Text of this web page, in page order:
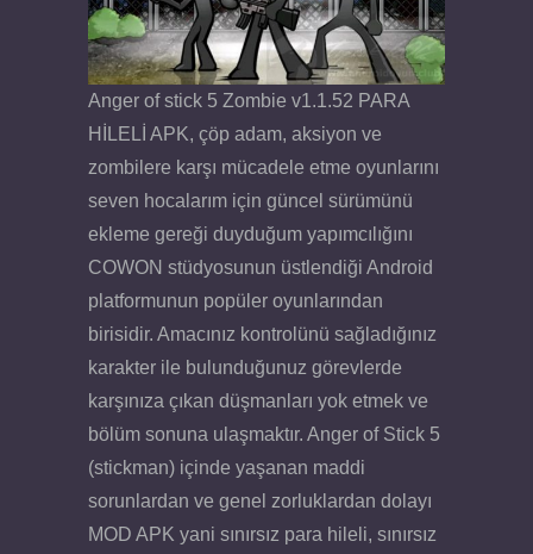
Anger of stick 5 Zombie v1.1.52 PARA
HİLELİ APK, çöp adam, aksiyon ve
zombilere karşı mücadele etme oyunlarını
seven hocalarım için güncel sürümünü
ekleme gereği duyduğum yapımcılığını
COWON stüdyosunun üstlendiği Android
platformunun popüler oyunlarından
birisidir. Amacınız kontrolünü sağladığınız
karakter ile bulunduğunuz görevlerde
karşınıza çıkan düşmanları yok etmek ve
bölüm sonuna ulaşmaktır. Anger of Stick 5
(stickman) içinde yaşanan maddi
sorunlardan ve genel zorluklardan dolayı
MOD APK yani sınırsız para hileli, sınırsız